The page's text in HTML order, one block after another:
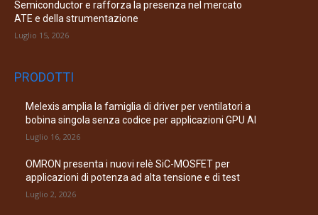
Semiconductor e rafforza la presenza nel mercato
ATE e della strumentazione
Luglio 15, 2026
PRODOTTI
Melexis amplia la famiglia di driver per ventilatori a
bobina singola senza codice per applicazioni GPU AI
Luglio 16, 2026
OMRON presenta i nuovi relè SiC-MOSFET per
applicazioni di potenza ad alta tensione e di test
Luglio 2, 2026